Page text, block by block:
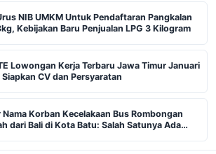
NIB UMKM Untuk Pendaftaran Pangkalan
Kebijakan Baru Penjualan LPG 3 Kilogram
Lowongan Kerja Terbaru Jawa Timur Januari
CV dan Persyaratan
Korban Kecelakaan Bus Rombongan
dari Bali di Kota Batu: Salah Satunya Ada